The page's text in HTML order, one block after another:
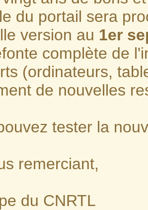
du portail sera
version au 1er
complète de
(ordinateurs,
de nouvelles
tester la
remerciant,
du CNRTL